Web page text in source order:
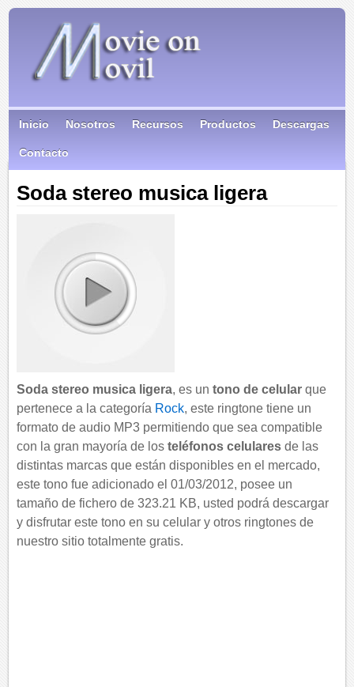
Inicio Nosotros Recursos Productos Descargas
Contacto
Soda stereo musica ligera
Soda stereo musica ligera, es untono de celular que
pertenece a la categoría Rock, este ringtone tiene un
formato de audio MP3 permitiendo que sea compatible
con la gran mayoría de losteléfonos celulares de las
distintas marcas que están disponibles en el mercado,
este tono fue adicionado el 01/03/2012, posee un
tamaño de fichero de 323.21 KB, usted podrá descargar
y disfrutar este tono en su celular y otros ringtones de
nuestro sitio totalmente gratis.